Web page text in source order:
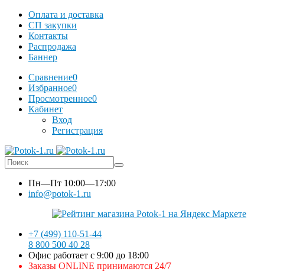
Оплата и доставка
СП закупки
Контакты
Распродажа
Баннер
Сравнение0
Избранное0
Просмотренное0
Кабинет
Вход
Регистрация
Пн—Пт 10:00—17:00
info@potok-1.ru
+7 (499) 110-51-44
8 800 500 40 28
Офис работает с 9:00 до 18:00
Заказы ONLINE принимаются 24/7